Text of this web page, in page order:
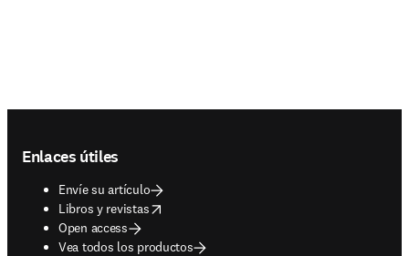
Enlaces útiles
Envíe su artículo
Libros y revistas
opens in new tab/window
Open access
Vea todos los productos